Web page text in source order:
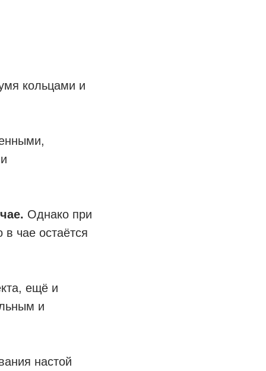
кольцами и
Однако при
чае остаётся
ещё и
и
настой